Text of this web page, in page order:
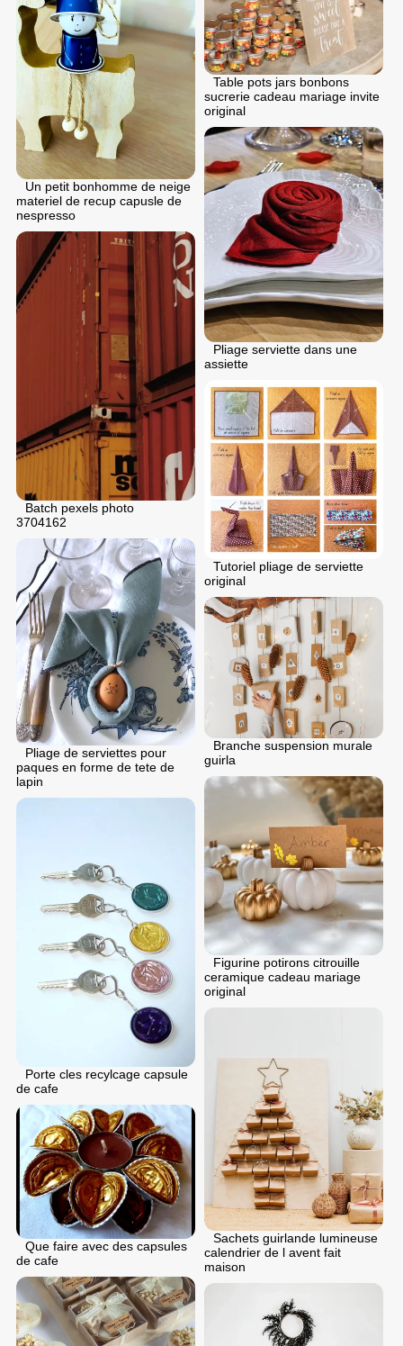
Un petit bonhomme de neige
materiel de recup capusle de
nespresso
Table pots jars bonbons
sucrerie cadeau mariage invite
original
Pliage serviette dans une
assiette
Batch pexels photo
3704162
Tutoriel pliage de serviette
original
Pliage de serviettes pour
paques en forme de tete de
lapin
Branche suspension murale
guirla
Figurine potirons citrouille
ceramique cadeau mariage
original
Porte cles recylcage capsule
de cafe
Sachets guirlande lumineuse
calendrier de l avent fait
maison
Que faire avec des capsules
de cafe